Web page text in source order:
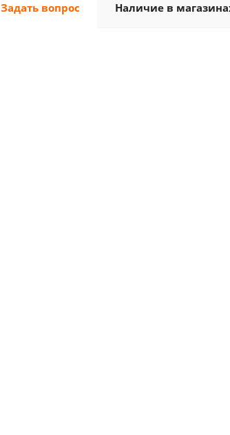
Задать вопрос Наличие в